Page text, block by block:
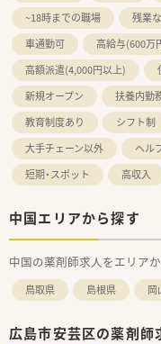
~18時までの職場
残業
車通勤可
高給与(600万
高額派遣(4,000円以上)
新規オープン
扶養内勤
教育制度あり
シフト制
大手チェーン以外
ヘル
短期・スポット
高収入
中国エリアから探す
中国の薬剤師求人をエリア
鳥取県 島根県 岡
広島市安芸区の薬剤師